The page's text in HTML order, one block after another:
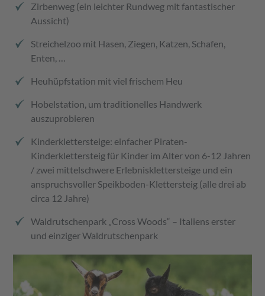
Zirbenweg (ein leichter Rundweg mit fantastischer
Aussicht)
Streichelzoo mit Hasen, Ziegen, Katzen, Schafen,
Enten, …
Heuhüpfstation mit viel frischem Heu
Hobelstation, um traditionelles Handwerk
auszuprobieren
Kinderklettersteige: einfacher Piraten-
Kinderklettersteig für Kinder im Alter von 6-12 Jahren
/ zwei mittelschwere Erlebnisklettersteige und ein
anspruchsvoller Speikboden-Klettersteig (alle drei ab
circa 12 Jahre)
Waldrutschenpark „Cross Woods“ – Italiens erster
und einziger Waldrutschenpark